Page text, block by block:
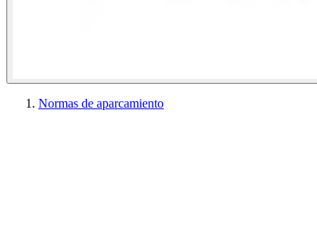
Normas de aparcamiento